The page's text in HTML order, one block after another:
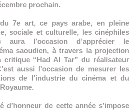
prochain.
7e art, ce pays arabe, en pleine
sociale et culturelle, les cinéphiles
l’occasion d’apprécier le
saoudien, à travers la projection
“Had Al Tar” du réalisateur
aussi l’occasion de mesurer les
de l’industrie du cinéma et du
d’honneur de cette année s’impose